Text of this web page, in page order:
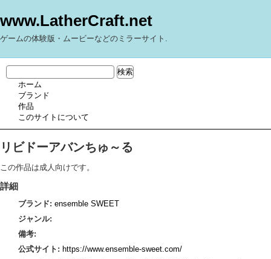
www.LatherCraft.net
ゲームの体験版・ムービーなどのミラーサイト.
ホーム
ブランド
作品
このサイトについて
リビドーアバンちゅ～る
この作品は成人向けです。
詳細
ブランド: ensemble SWEET
ジャンル:
備考:
公式サイト: https://www.ensemble-sweet.com/